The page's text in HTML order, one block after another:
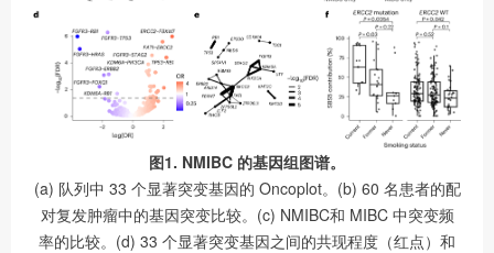
图1. NMIBC 的基因组图谱。
(a) 队列中 33 个显著突变基因的 Oncoplot。(b) 60 名患者的配
对复发肿瘤中的基因突变比较。(c) NMIBC和 MIBC 中突变频
率的比较。(d) 33 个显著突变基因之间的共现程度（红点）和